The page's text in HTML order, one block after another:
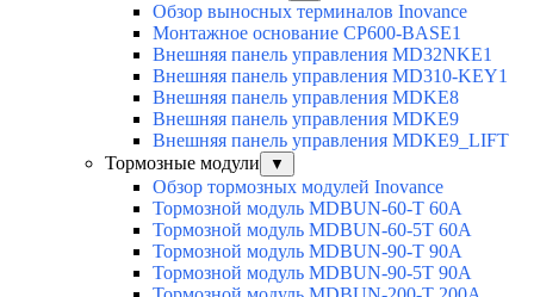
Обзор выносных терминалов Inovance
Монтажное основание CP600-BASE1
Внешняя панель управления MD32NKE1
Внешняя панель управления MD310-KEY1
Внешняя панель управления MDKE8
Внешняя панель управления MDKE9
Внешняя панель управления MDKE9_LIFT
Тормозные модули
▼
Обзор тормозных модулей Inovance
Тормозной модуль MDBUN-60-T 60A
Тормозной модуль MDBUN-60-5T 60A
Тормозной модуль MDBUN-90-T 90A
Тормозной модуль MDBUN-90-5T 90A